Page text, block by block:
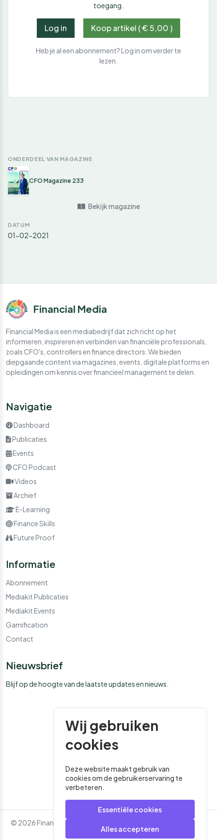
Wij gebruiken
cookies
Deze website maakt gebruik van
cookies om de gebruikerservaring te
verbeteren.
Essentiële cookies
Alles accepteren
toegang.
Log in Koop artikel ( € 5,00 )
Heb je al een abonnement? Log in om verder te
lezen.
ONDERDEEL VAN MAGAZINE
CFO Magazine 233
Bekijk magazine
DATUM
01-02-2021
Financial Media
Financial Media is een mediabedrijf dat zich richt op het
informeren, inspireren en verbinden van financiële professionals,
zoals CFO's, controllers en finance directors. We bieden
diepgaande content via magazines, events, digitale platforms en
opleidingen om kennis over financieel management te delen.
Navigatie
Dashboard
Publicaties
Events
CFO Podcast
Videos
Archief
E-Learning
Finance Skills
Future Proof
Informatie
Abonnement
Mediakit Publicaties
Mediakit Events
Gamification
Contact
Nieuwsbrief
Blijf op de hoogte van de laatste updates en nieuws.
© 2026 Financial Media. Alle rechten voorbehouden. - Website
Roger That